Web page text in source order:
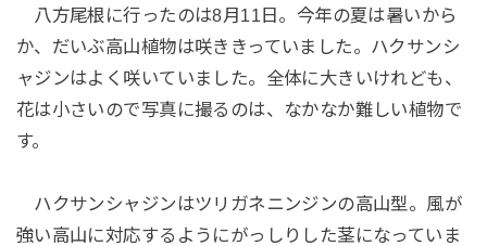
八方尾根に行ったのは8月11日。今年の夏は暑いから
か、だいぶ高山植物は咲ききっていました。ハクサンシ
ャジンはよく咲いていました。全体に大きいけれども、
花は小さいので写真に撮るのは、なかなか難しい植物で
す。
ハクサンシャジンはツリガネニンジンの高山型。風が
強い高山に対応するようにがっしりした茎になっていま